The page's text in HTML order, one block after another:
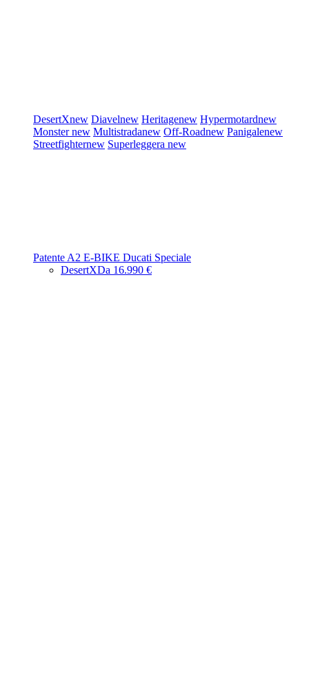
DesertXnew Diavelnew Heritagenew Hypermotardnew
Monsternew Multistradanew Off-Roadnew Panigalenew
Streetfighternew Superleggera new
Patente A2 E-BIKE Ducati Speciale
DesertXDa 16.990 €